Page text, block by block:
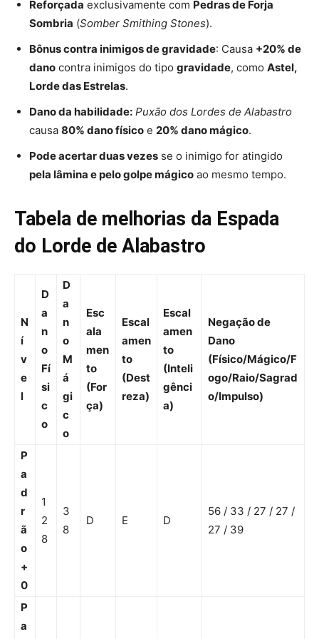
Reforçada exclusivamente com Pedras de Forja
Sombria (Somber Smithing Stones).
Bônus contra inimigos de gravidade: Causa +20% de
dano contra inimigos do tipo gravidade, como Astel,
Lorde das Estrelas.
Dano da habilidade: Puxão dos Lordes de Alabastro
causa 80% dano físico e 20% dano mágico.
Pode acertar duas vezes se o inimigo for atingido
pela lâmina e pelo golpe mágico ao mesmo tempo.
Tabela de melhorias da Espada
do Lorde de Alabastro
N
í
v
e
l
D
a
n
o
Fí
si
c
o
D
a
n
o
M
á
gi
c
o
Esc
ala
men
to
(For
ça)
Escal
amen
to
(Dest
reza)
Escal
amen
to
(Inteli
gênci
a)
Negação de
Dano
(Físico/Mágico/F
ogo/Raio/Sagrad
o/Impulso)
P
a
d
r
ã
o
+
0
1
2
8
3
8
D E D
56 / 33 / 27 / 27 /
27 / 39
P
a